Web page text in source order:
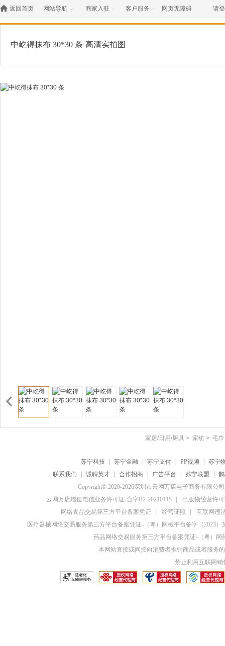
 返回首页 网站导航  商家入驻  客户服务  网页无障碍 请
中屹得抹布 30*30 条 高清实拍图
家居/日用/厨具 > 家纺 > 毛巾
苏宁科技 苏宁金融 苏宁支付 PP视频
苏宁
联系我们
诚聘英才 合作招商 广告平台 苏宁联盟
Copyright© 2020-2026深圳市云网万店电子商务有限公
云网万店增值电信业务许可证-合字B2-20210115
出版物经营许
网络食品交易第三方平台备案凭证
经营证照
互联网违
医疗器械网络交易服务第三方平台备案凭证-（粤）网械平台备字（2023）
药品网络交易服务第三方平台备案凭证-（粤）网
本网站直接或间接向消费者推销商品或者服务
禁止利用互联网销